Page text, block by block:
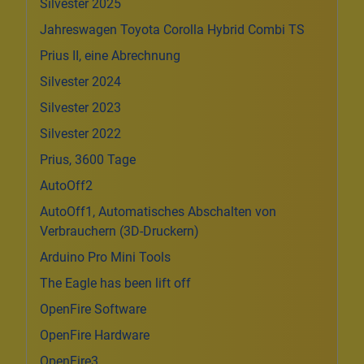
Silvester 2025
Jahreswagen Toyota Corolla Hybrid Combi TS
Prius II, eine Abrechnung
Silvester 2024
Silvester 2023
Silvester 2022
Prius, 3600 Tage
AutoOff2
AutoOff1, Automatisches Abschalten von
Verbrauchern (3D-Druckern)
Arduino Pro Mini Tools
The Eagle has been lift off
OpenFire Software
OpenFire Hardware